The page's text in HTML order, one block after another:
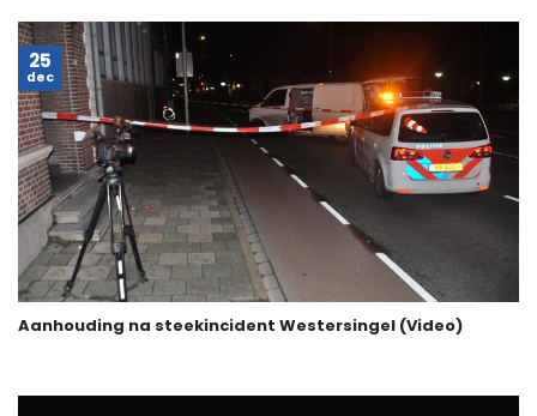
Aanhouding na steekincident Westersingel (Video)
25
dec